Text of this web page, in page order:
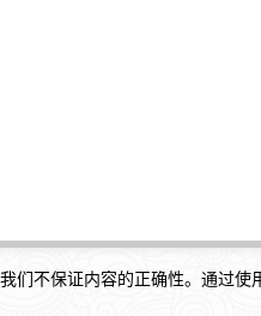
们不保证内容的正确性。通过